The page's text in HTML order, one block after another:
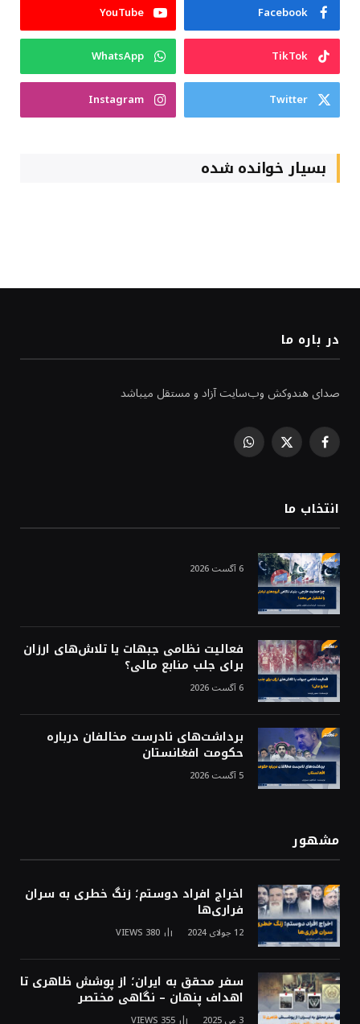
Facebook
YouTube
TikTok
WhatsApp
Twitter
Instagram
بسیار خوانده شده
در باره ما
صدای هندوکش وب‌سایت آزاد و مستقل میباشد
Facebook
X
WhatsApp
انتخاب ما
6 آگست 2026
فعالیت نظامی جبهات یا تلاش‌های ارزان
برای جلب منابع مالی؟
6 آگست 2026
برداشت‌های نادرست مخالفان درباره
حکومت افغانستان
5 آگست 2026
مشهور
اخراج افراد دوستم؛ زنگ خطری به سران
فراری‌ها
12 جولای 2024 380
VIEWS
سفر محقق به ایران؛ از پوشش ظاهری تا
اهداف پنهان – نگاهی مختصر
3 می 2025 355
VIEWS